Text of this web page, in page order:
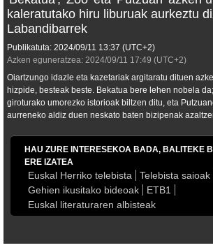
kaleratutako hiru liburuak aurkeztu
Labandibarrek
Publikatuta: 2024/09/11 13:37 (UTC+2)
Azken eguneratzea: 2024/09/11 17:49 (UTC+2)
Oiartzungo idazle eta kazetariak argitaratu dituen
hizpide, besteak beste. Bekatua bere lehen nobela da;
giroturako umorezko istorioak biltzen ditu, eta Putzuan
aurreneko aldiz duen neskato baten bizipenak
HAU ZURE INTERESEKOA BADA, BALITEKE
ERE IZATEA
Euskal Herriko telebista
Telebista saioak
Gehien ikusitako bideoak
ETB1
Euskal literaturaren albisteak